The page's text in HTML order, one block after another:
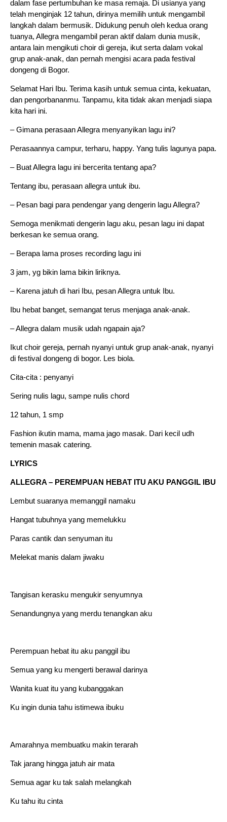
dalam fase pertumbuhan ke masa remaja. Di usianya yang
telah menginjak 12 tahun, dirinya memilih untuk mengambil
langkah dalam bermusik. Didukung penuh oleh kedua orang
tuanya, Allegra mengambil peran aktif dalam dunia musik,
antara lain mengikuti choir di gereja, ikut serta dalam vokal
grup anak-anak, dan pernah mengisi acara pada festival
dongeng di Bogor.
Selamat Hari Ibu. Terima kasih untuk semua cinta, kekuatan,
dan pengorbananmu. Tanpamu, kita tidak akan menjadi siapa
kita hari ini.
– Gimana perasaan Allegra menyanyikan lagu ini?
Perasaannya campur, terharu, happy. Yang tulis lagunya papa.
– Buat Allegra lagu ini bercerita tentang apa?
Tentang ibu, perasaan allegra untuk ibu.
– Pesan bagi para pendengar yang dengerin lagu Allegra?
Semoga menikmati dengerin lagu aku, pesan lagu ini dapat
berkesan ke semua orang.
– Berapa lama proses recording lagu ini
3 jam, yg bikin lama bikin liriknya.
– Karena jatuh di hari Ibu, pesan Allegra untuk Ibu.
Ibu hebat banget, semangat terus menjaga anak-anak.
– Allegra dalam musik udah ngapain aja?
Ikut choir gereja, pernah nyanyi untuk grup anak-anak, nyanyi
di festival dongeng di bogor. Les biola.
Cita-cita : penyanyi
Sering nulis lagu, sampe nulis chord
12 tahun, 1 smp
Fashion ikutin mama, mama jago masak. Dari kecil udh
temenin masak catering.
LYRICS
ALLEGRA – PEREMPUAN HEBAT ITU AKU PANGGIL IBU
Lembut suaranya memanggil namaku
Hangat tubuhnya yang memelukku
Paras cantik dan senyuman itu
Melekat manis dalam jiwaku
Tangisan kerasku mengukir senyumnya
Senandungnya yang merdu tenangkan aku
Perempuan hebat itu aku panggil ibu
Semua yang ku mengerti berawal darinya
Wanita kuat itu yang kubanggakan
Ku ingin dunia tahu istimewa ibuku
Amarahnya membuatku makin terarah
Tak jarang hingga jatuh air mata
Semua agar ku tak salah melangkah
Ku tahu itu cinta